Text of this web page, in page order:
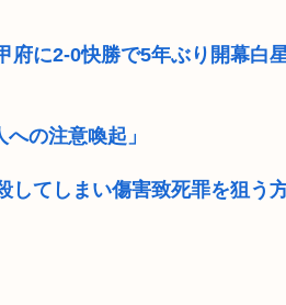
府に2-0快勝で5年ぶり開幕白
の注意喚起」
してしまい傷害致死罪を狙う